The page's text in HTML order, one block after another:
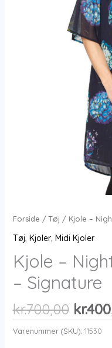
Forside /Tøj / Kjole –
Tøj, Kjoler, Midi Kjoler
Kjole –
– Signature
kr.700,00 Den
pris
kr.
Varenummer (SKU): 11530